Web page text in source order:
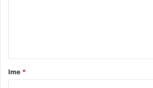
rIme *